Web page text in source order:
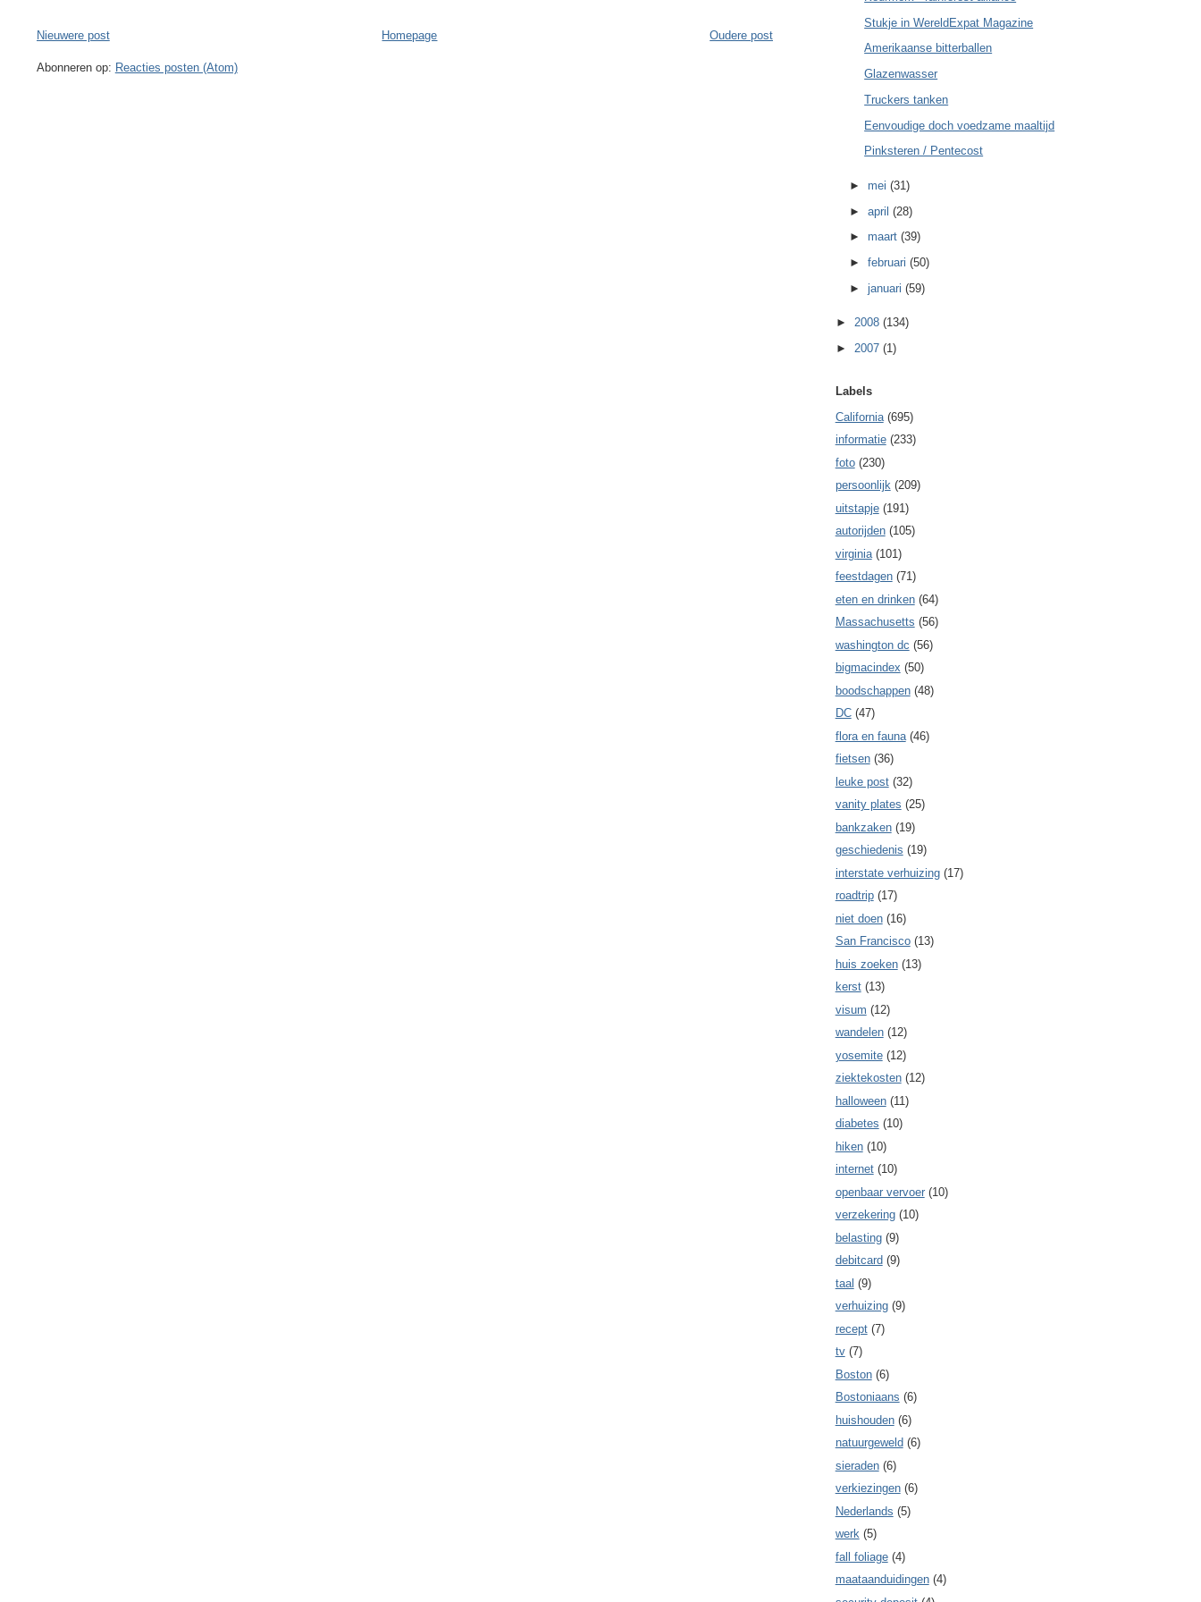
Nieuwere post Oudere post
Homepage
Abonneren op: Reacties posten (Atom)
Stukje in WereldExpat Magazine
Amerikaanse bitterballen
Glazenwasser
Truckers tanken
Eenvoudige doch voedzame maaltijd
Pinksteren / Pentecost
►mei(31)
►april(28)
►maart(39)
►februari(50)
►januari(59)
► 2008 (134)
► 2007 (1)
Labels
California (695)
informatie (233)
foto (230)
persoonlijk (209)
uitstapje (191)
autorijden (105)
virginia (101)
feestdagen (71)
eten en drinken (64)
Massachusetts (56)
washington dc (56)
bigmacindex (50)
boodschappen (48)
DC (47)
flora en fauna (46)
fietsen (36)
leuke post (32)
vanity plates (25)
bankzaken (19)
geschiedenis (19)
interstate verhuizing (17)
roadtrip (17)
niet doen (16)
San Francisco (13)
huis zoeken (13)
kerst (13)
visum (12)
wandelen (12)
yosemite (12)
ziektekosten (12)
halloween (11)
diabetes (10)
hiken (10)
internet (10)
openbaar vervoer (10)
verzekering (10)
belasting (9)
debitcard (9)
taal (9)
verhuizing (9)
recept (7)
tv (7)
Boston (6)
Bostoniaans (6)
huishouden (6)
natuurgeweld (6)
sieraden (6)
verkiezingen (6)
Nederlands (5)
werk (5)
fall foliage (4)
maataanduidingen (4)